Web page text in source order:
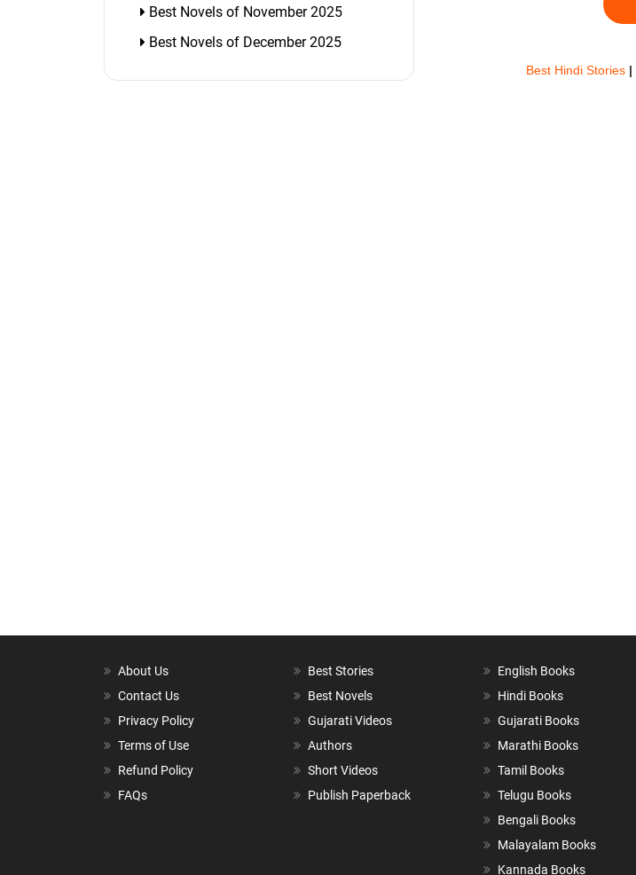
Best Novels of November 2025
Best Novels of December 2025
Best Hindi Stories |
About Us
Contact Us
Privacy Policy
Terms of Use
Refund Policy
FAQs
Best Stories
Best Novels
Gujarati Videos
Authors
Short Videos
Publish Paperback
English Books
Hindi Books
Gujarati Books
Marathi Books
Tamil Books
Telugu Books
Bengali Books
Malayalam Books
Kannada Books